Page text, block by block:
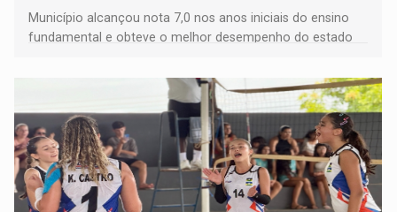
Município alcançou nota 7,0 nos anos iniciais do ensino
fundamental e obteve o melhor desempenho do estado